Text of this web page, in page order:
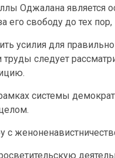
Оджалана является
свободу до тех пор,
усилия для
труды следует
системы
с